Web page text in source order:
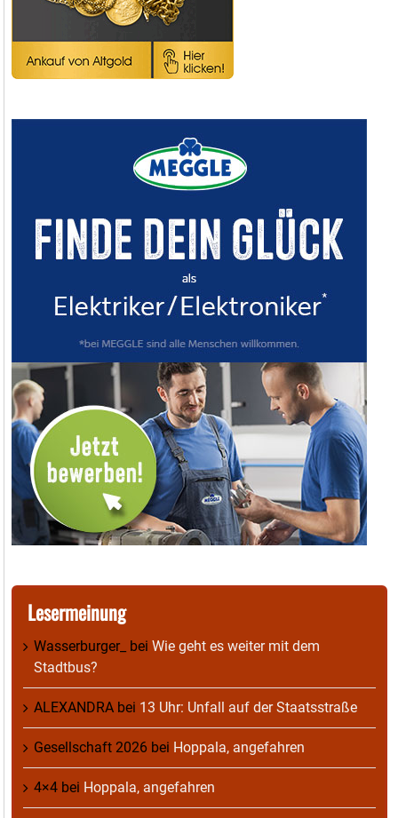
Lesermeinung
Wasserburger_ bei Wie geht es weiter mit dem
Stadtbus?
ALEXANDRA bei 13 Uhr: Unfall auf der Staatsstraße
Gesellschaft 2026 bei Hoppala, angefahren
4×4 bei Hoppala, angefahren